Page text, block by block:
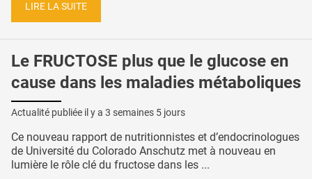
LIRE LA SUITE
Le FRUCTOSE plus que le glucose en
cause dans les maladies métaboliques
Actualité publiée il y a 3 semaines 5 jours
Ce nouveau rapport de nutritionnistes et d’endocrinologues
de Université du Colorado Anschutz met à nouveau en
lumière le rôle clé du fructose dans les ...